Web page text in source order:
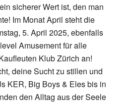
sicherer Wert ist, den man
Im Monat April steht die
5. April 2025, ebenfalls
Amusement für alle
Klub Zürich an!
deine Sucht zu stillen und
KER, Big Boys & Eles bis in
den Alltag aus der Seele